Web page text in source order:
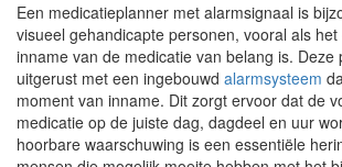
Een medicatieplanner met alarmsignaal is
visueel gehandicapte personen, vooral als
inname van de medicatie van belang is. Deze
uitgerust met een ingebouwd alarmsysteem
moment van inname. Dit zorgt ervoor dat de
medicatie op de juiste dag, dagdeel en uur
hoorbare waarschuwing is een essentiële